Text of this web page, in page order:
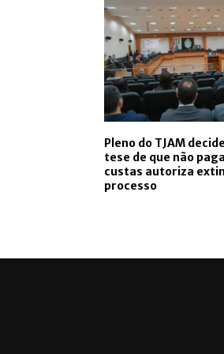
Pleno do TJAM
tese de que não
custas autoriza
processo